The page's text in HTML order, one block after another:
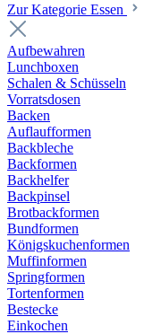
Zur Kategorie Essen
Aufbewahren
Lunchboxen
Schalen & Schüsseln
Vorratsdosen
Backen
Auflaufformen
Backbleche
Backformen
Backhelfer
Backpinsel
Brotbackformen
Bundformen
Königskuchenformen
Muffinformen
Springformen
Tortenformen
Bestecke
Einkochen